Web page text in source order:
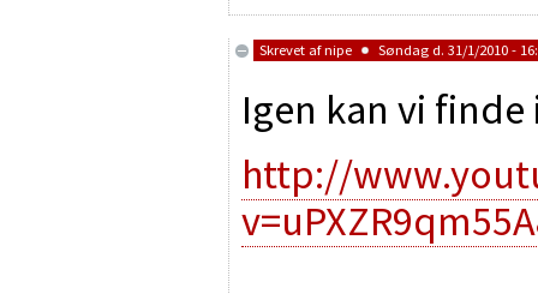
Skrevet afnipe Søndag d. 31/1/2010 -
Igen kan vi
http://